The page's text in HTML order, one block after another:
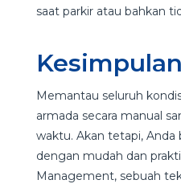
saat parkir atau bahkan
Kesimpulan
Memantau seluruh
armada secara manual
waktu. Akan tetapi, Anda
dengan mudah dan
Management, sebuah